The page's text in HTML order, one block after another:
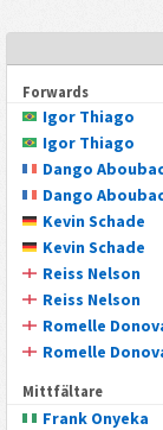
Forwards
Igor Thiago
Igor Thiago
Dango Aboubacar
Dango Aboubacar
Kevin Schade
Kevin Schade
Reiss Nelson
Reiss Nelson
Romelle
Romelle
Mittfältare
Frank Onyeka